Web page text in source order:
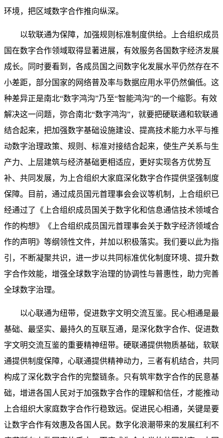
环境，把区域数字合作推向纵深。
以软联通为保障，加强规则标准制度供给。上合组织成员
国在数字合作领域取得显著进展，有效服务各国数字经济发展
成长。同时要看到，各成员国之间数字化发展水平仍然存在不
小差距，部分国家的网络普及率与数据应用水平仍然偏低。这
种差异正是南北“数字鸿沟”乃至“智能鸿沟”的一个缩影。有效
解决这一问题，弥合南北“数字鸿沟”，就要把硬联通和软联通
结合起来，把加强数字基础设施建设、提高技术能力水平与推
动数字治理政策、规则、标准对接结合起来，使生产关系与生
产力、上层建筑与经济基础更相适应，更好实现各方优势互
补、共同发展，为上合组织大家庭深化数字合作提供坚强制度
保障。目前，通过成员国元首理事会会议等机制，上合组织已
经通过了《上合组织成员国关于数字化和信息通信技术领域合
作的构想》《上合组织成员国元首理事会关于数字经济领域合
作的声明》等纲领性文件，并加以积极落实。我们要以此为指
引，不断凝聚共识，进一步以共同标准优化制度环境、提升数
字合作效能，增强全球数字治理的协调性与普惠性，助力完善
全球数字治理。
以心联通为纽带，促进数字文明交流互鉴。民心相通是最
基础、最坚实、最持久的互联互通，是深化数字合作、促进数
字文明交流互鉴的重要精神纽带。硬联通提供物质基础，软联
通提供制度保障，心联通提供精神动力，三者有机结合，共同
构成了深化数字合作的完整链条。只有筑牢数字合作的民意基
础，增进各国人民对于加强数字合作的理解和信任，才能推动
上合组织大家庭数字合作行稳致远。促进民心相通，关键是要
让数字合作有效惠及各国人民。数字化浪潮带来的发展红利不